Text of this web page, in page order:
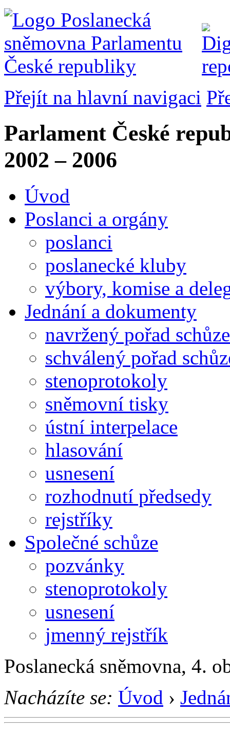
Přejít na hlavní navigaci
Parlament České
2002 – 2006
Úvod
Poslanci a orgány
poslanci
poslanecké kluby
výbory, komise a
Jednání a dokumenty
navržený pořad schůze
schválený pořad
stenoprotokoly
sněmovní tisky
ústní interpelace
hlasování
usnesení
rozhodnutí předsedy
rejstříky
Společné schůze
pozvánky
stenoprotokoly
usnesení
jmenný rejstřík
Poslanecká sněmovna, 4.
Nacházíte se: Úvod ›